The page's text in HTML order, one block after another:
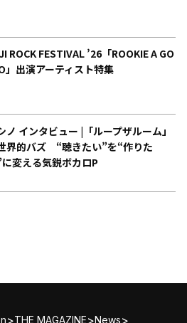
ROCK FESTIVAL ’26「ROOKIE A GO
」出演アーティスト特集
ノ インタビュー |「ループザルーム」
界的バズ “聴きたい”を“作りた
に変える気鋭ボカロP
>THE MAGAZINE>News>